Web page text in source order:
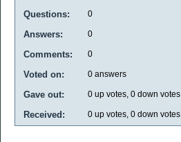
Questions: 0
Answers: 0
Comments: 0
Voted on: 0 answers
Gave out: 0 up votes, 0 down votes
Received: 0 up votes, 0 down votes